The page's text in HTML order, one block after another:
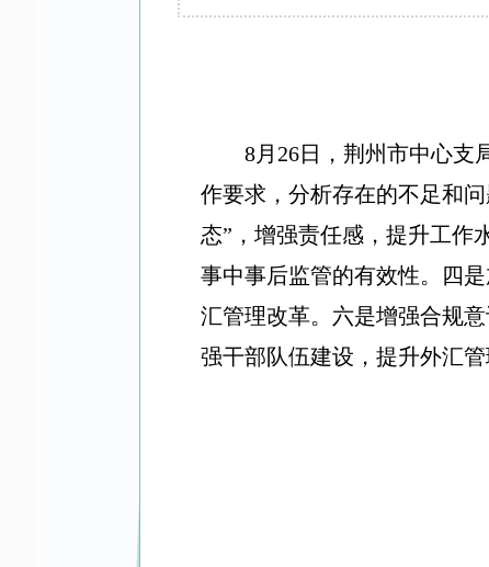
8月26日，荆州市中心支
作要求，分析存在的不足和
态”，增强责任感，提升工作
事中事后监管的有效性。四
汇管理改革。六是增强合规
强干部队伍建设，提升外汇管